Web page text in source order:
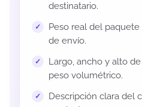
destinatario.
Peso real del
de envío.
Largo, ancho y alto
peso volumétrico.
Descripción clara del